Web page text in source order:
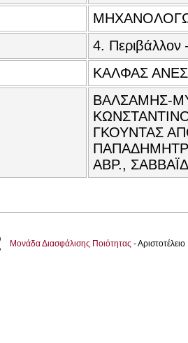
4. Περιβάλλον
ΚΑΛΦΑΣ
ΒΑΛΣΑΜΗΣ-
ΓΚΟΥΝΤΑΣ
ΑΒΡ.,
Μονάδα Διασφάλισης Ποιότητας -